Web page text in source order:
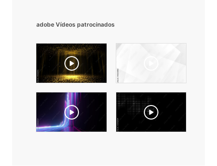
adobe Vídeos patrocinados